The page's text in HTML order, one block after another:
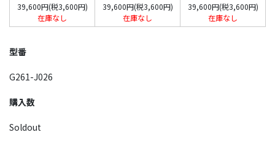
39,600円(税3,600円)
在庫なし
39,600円(税3,600円)
在庫なし
39,600円(税3,600円)
在庫なし
型番
G261-J026
購入数
Soldout